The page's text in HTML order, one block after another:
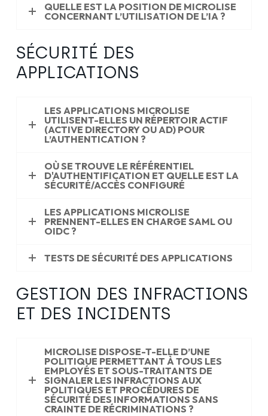
QUELLE EST LA POSITION DE MICROLISE
CONCERNANT L’UTILISATION DE L’IA ?
SÉCURITÉ DES
APPLICATIONS
LES APPLICATIONS MICROLISE
UTILISENT-ELLES UN RÉPERTOIR ACTIF
(ACTIVE DIRECTORY OU AD) POUR
L’AUTHENTICATION ?
OÙ SE TROUVE LE RÉFÉRENTIEL
D'AUTHENTIFICATION ET QUELLE EST LA
SÉCURITÉ/ACCÈS CONFIGURÉ
LES APPLICATIONS MICROLISE
PRENNENT-ELLES EN CHARGE SAML OU
OIDC ?
TESTS DE SÉCURITÉ DES APPLICATIONS
GESTION DES INFRACTIONS
ET DES INCIDENTS
MICROLISE DISPOSE-T-ELLE D’UNE
POLITIQUE PERMETTANT À TOUS LES
EMPLOYÉS ET SOUS-TRAITANTS DE
SIGNALER LES INFRACTIONS AUX
POLITIQUES ET PROCÉDURES DE
SÉCURITÉ DES INFORMATIONS SANS
CRAINTE DE RÉCRIMINATIONS ?